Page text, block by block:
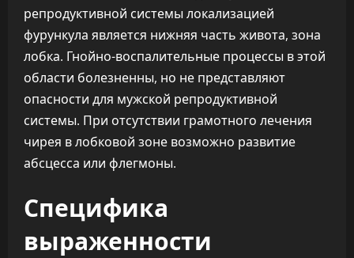
репродуктивной системы локализацией
фурункула является нижняя часть живота, зона
лобка. Гнойно-воспалительные процессы в этой
области болезненны, но не представляют
опасности для мужской репродуктивной
системы. При отсутствии грамотного лечения
чирея в лобковой зоне возможно развитие
абсцесса или флегмоны.
Специфика
выраженности